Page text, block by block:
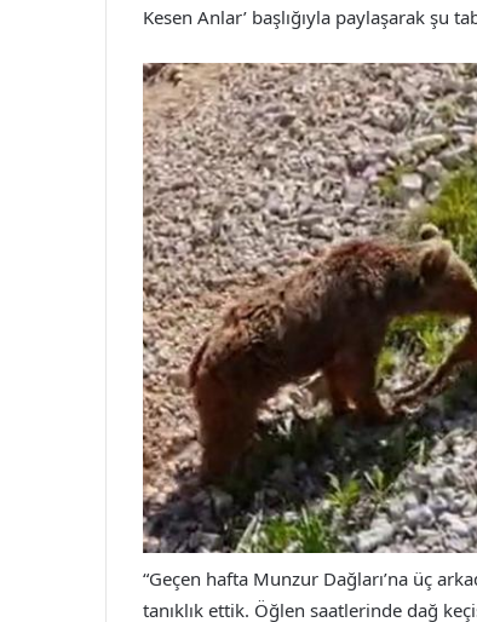
Kesen Anlar’ başlığıyla paylaşarak şu
“Geçen hafta Munzur Dağları’na üç
tanıklık ettik. Öğlen saatlerinde dağ